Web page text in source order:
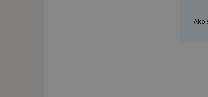
Ako